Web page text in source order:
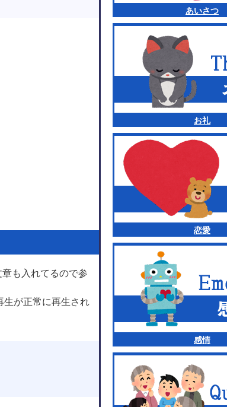
も入れてるので参
が正常に再生され
あいさつ
お礼
恋愛
感情